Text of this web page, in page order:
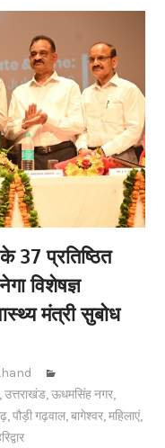
प्रतिष्ठित
विशेषज्ञ
मंत्री सुबोध
उत्तराखंड,ऊधमसिंह नगर,
,पौड़ी गढ़वाल,बागेश्वर,महिलाएं,